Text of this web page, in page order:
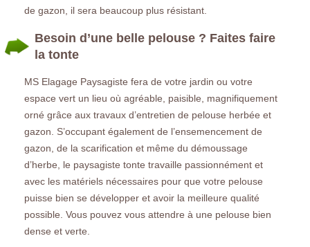
de gazon, il sera beaucoup plus résistant.
Besoin d’une belle pelouse ? Faites faire
la tonte
MS Elagage Paysagiste fera de votre jardin ou votre
espace vert un lieu où agréable, paisible, magnifiquement
orné grâce aux travaux d’entretien de pelouse herbée et
gazon. S’occupant également de l’ensemencement de
gazon, de la scarification et même du démoussage
d’herbe, le paysagiste tonte travaille passionnément et
avec les matériels nécessaires pour que votre pelouse
puisse bien se développer et avoir la meilleure qualité
possible. Vous pouvez vous attendre à une pelouse bien
dense et verte.